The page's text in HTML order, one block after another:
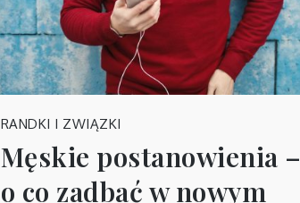
RANDKI I ZWIĄZKI
Męskie postanowienia –
o co zadbać w nowym